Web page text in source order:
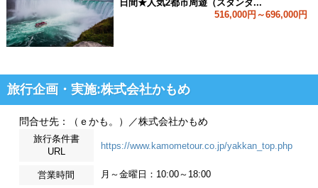
日間★人気2都市周遊（スタンダ...
516,000円～696,000円
旅行企画・実施:株式会社かもめ
問合せ先：（ｅかも。）／株式会社かもめ
旅行条件書
URL
https://www.kamometour.co.jp/yakkan_top.php
営業時間 月～金曜日：10:00～18:00